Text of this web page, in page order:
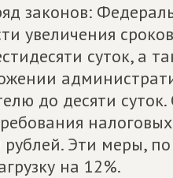
законов:
увеличения
суток, а
до десяти суток.
Эти меры,
на 12%.